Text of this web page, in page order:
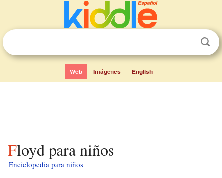
Web Imágenes English
Floyd para niños
Enciclopedia para niños